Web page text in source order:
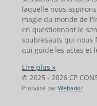
laquelle nous
magie du monde de
en questionnant le
soubresauts qui nous
qui guide les actes et
Lire plus »
© 2025 - 2026 CP
Propulsé par Webador